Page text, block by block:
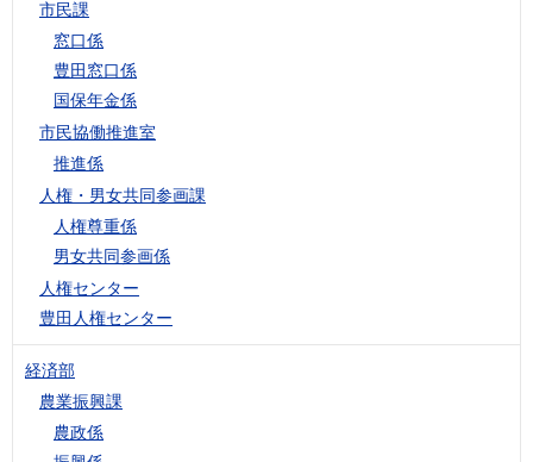
市民課
窓口係
豊田窓口係
国保年金係
市民協働推進室
推進係
人権・男女共同参画課
人権尊重係
男女共同参画係
人権センター
豊田人権センター
経済部
農業振興課
農政係